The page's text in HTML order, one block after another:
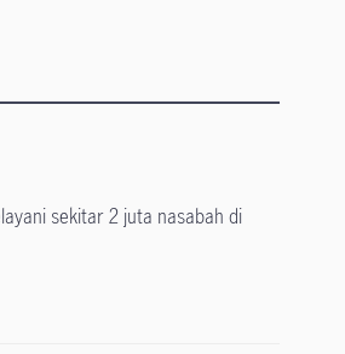
sekitar 2 juta nasabah di